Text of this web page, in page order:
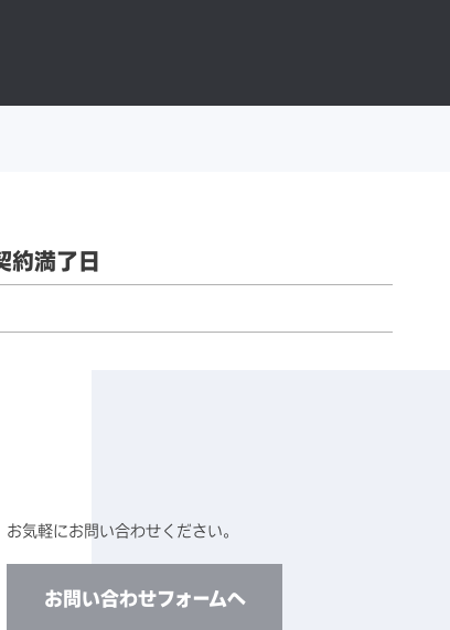
約満了日
お気軽にお問い合わせください。
お問い合わせフォームへ